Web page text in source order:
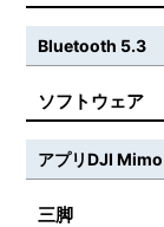
Bluetooth 5.3
ソフトウェア
アプリDJI Mimo
三脚